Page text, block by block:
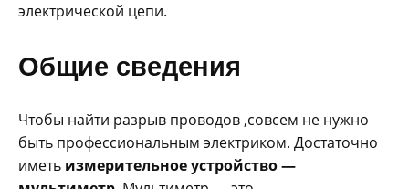
электрической цепи.
Общие сведения
Чтобы найти разрыв проводов ,совсем не нужно
быть профессиональным электриком. Достаточно
иметь измерительное устройство —